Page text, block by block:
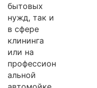
бытовых
нужд, так и
в сфере
клининга
или на
профессион
альной